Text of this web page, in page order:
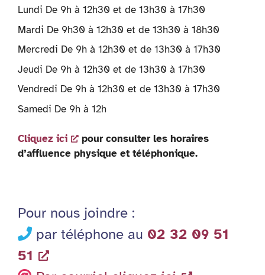
Lundi De 9h à 12h30 et de 13h30 à 17h30
Mardi De 9h30 à 12h30 et de 13h30 à 18h30
Mercredi De 9h à 12h30 et de 13h30 à 17h30
Jeudi De 9h à 12h30 et de 13h30 à 17h30
Vendredi De 9h à 12h30 et de 13h30 à 17h30
Samedi De 9h à 12h
Cliquez ici
pour consulter les horaires
d’affluence physique et téléphonique.
Pour nous joindre :
par téléphone au 02 32 09 51
51